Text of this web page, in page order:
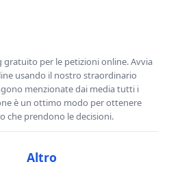
per le petizioni online. Avvia
usando il nostro straordinario
menzionate dai media tutti i
è un ottimo modo per ottenere
che prendono le decisioni.
Altro